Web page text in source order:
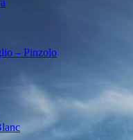
– Pinzolo